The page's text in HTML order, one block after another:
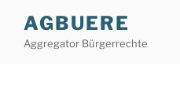
Inhalt
springen
AGBUERE
Aggregator Bürgerrechte